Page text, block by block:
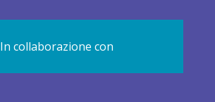
In collaborazione con